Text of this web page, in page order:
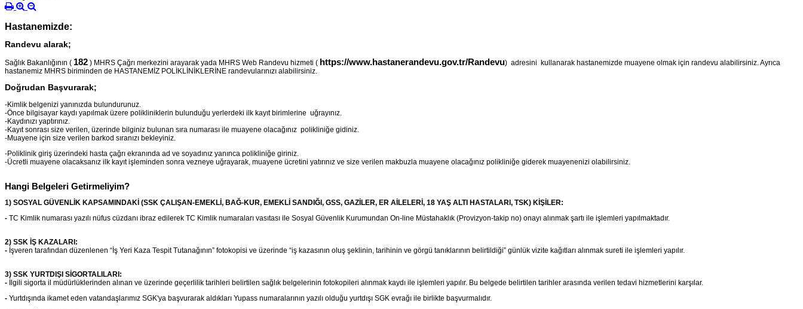
Hastanemizde:
Randevu alarak;
Sağlık Bakanlığının ( 182 ) MHRS Çağrı merkezini arayarak yada MHRS Web Randevu hizmeti ( https://www.hastanerandevu.gov.tr/Randevu) adresini kullanarak hastanemizde muayene olmak için randevu alabilirsiniz.Ayrıca
hastanemiz MHRS biriminden de HASTANEMİZ POLİKLİNİKLERİNE randevularınızı alabilirsiniz.
Doğrudan Başvurarak;
-Kimlik belgenizi yanınızda bulundurunuz.
-Önce bilgisayar kaydı yapılmak üzere polikliniklerin bulunduğu yerlerdeki ilk kayıt birimlerine uğrayınız.
-Kaydınızı yaptırınız.
-Kayıt sonrası size verilen, üzerinde bilginiz bulunan sıra numarası ile muayene olacağınız polikliniğe gidiniz.
-Muayene için size verilen barkod sıranızı bekleyiniz.
-Poliklinik giriş üzerindeki hasta çağrı ekranında ad ve soyadınız yanınca polikliniğe giriniz.
-Ücretli muayene olacaksanız ilk kayıt işleminden sonra vezneye uğrayarak, muayene ücretini yatırınız ve size verilen makbuzla muayene olacağınız polikliniğe giderek muayenenizi olabilirsiniz.
Hangi Belgeleri Getirmeliyim?
1) SOSYAL GÜVENLİK KAPSAMINDAKİ (SSK ÇALIŞAN-EMEKLİ, BAĞ-KUR, EMEKLİ SANDIĞI, GSS, GAZİLER, ER AİLELERİ, 18 YAŞ ALTI HASTALARI, TSK) KİŞİLER:
- TC Kimlik numarası yazılı nüfus cüzdanı ibraz edilerek TC Kimlik numaraları vasıtası ile Sosyal Güvenlik Kurumundan On-line Müstahaklık (Provizyon-takip no) onayı alınmak şartı ile işlemleri yapılmaktadır.
2) SSK İŞ KAZALARI:
- İşveren tarafından düzenlenen “İş Yeri Kaza Tespit Tutanağının” fotokopisi ve üzerinde “iş kazasının oluş şeklinin, tarihinin ve görgü tanıklarının belirtildiği” günlük vizite kağıtları alınmak sureti ile işlemleri yapılır.
3) SSK YURTDIŞI SİGORTALILARI:
- İlgili sigorta il müdürlüklerinden alınan ve üzerinde geçerlilik tarihleri belirtilen sağlık belgelerinin fotokopileri alınmak kaydı ile işlemleri yapılır. Bu belgede belirtilen tarihler arasında verilen tedavi hizmetlerini karşılar.
- Yurtdışında ikamet eden vatandaşlarımız SGK'ya başvurarak aldıkları Yupass numaralarının yazılı olduğu yurtdışı SGK evrağı ile birlikte başvurmalıdır.